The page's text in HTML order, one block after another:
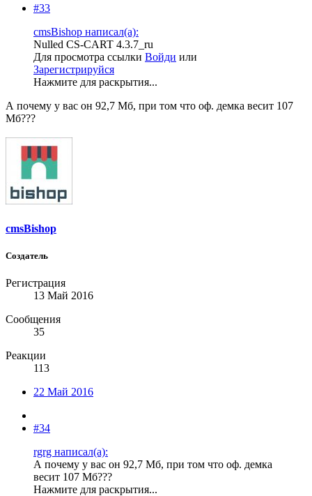
#33
cmsBishop написал(а):
Nulled CS-CART 4.3.7_ru
Для просмотра ссылки Войди или
Зарегистрируйся
Нажмите для раскрытия...
А почему у вас он 92,7 Мб, при том что оф. демка весит 107
Мб???
cmsBishop
Создатель
Регистрация
13 Май 2016
Сообщения
35
Реакции
113
22 Май 2016
#34
rgrg написал(а):
А почему у вас он 92,7 Мб, при том что оф. демка
весит 107 Мб???
Нажмите для раскрытия...